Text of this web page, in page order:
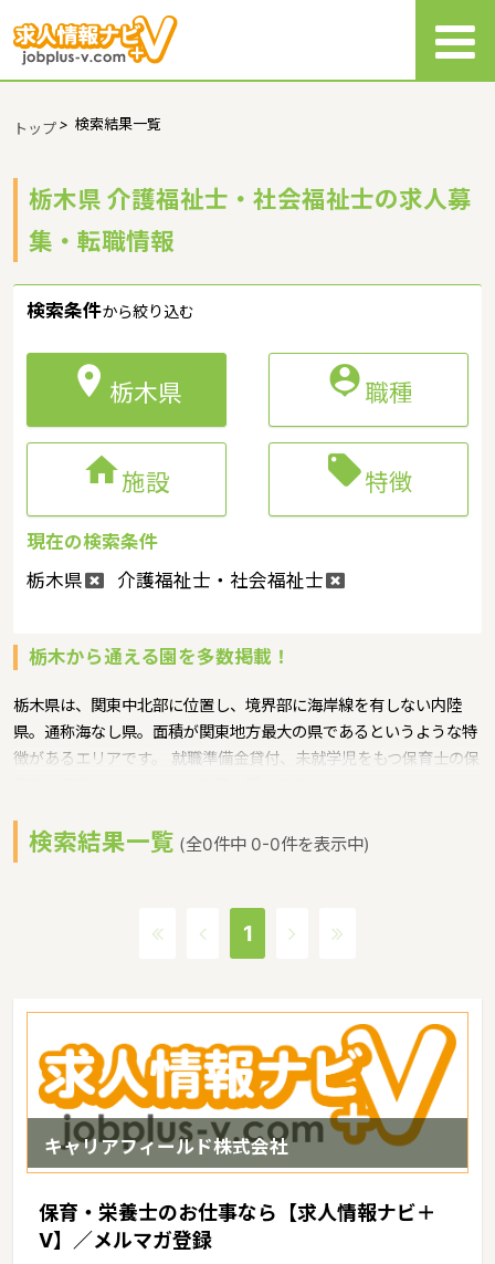
トップ> 検索結果一覧
栃木県 介護福祉士・社会福祉士の求人募
集・転職情報
検索条件から絞り込む
 栃木県 職種
施設 特徴
現在の検索条件
栃木県
介護福祉士・社会福祉士
栃木から通える園を多数掲載！
栃木県は、関東中北部に位置し、境界部に海岸線を有しない内陸
県。通称海なし県。面積が関東地方最大の県であるというような特
徴があるエリアです。 就職準備金貸付、未就学児をもつ保育士の保
は、保育所や保育施設が423施設あり、保育士求人倍率が3.02とな
っています。（2017年10月現在）栃木県の市町村は25。栃木県の
検索結果一覧 (全0件中 0-0件を表示中)
1
キャリアフィールド株式会社
保育・栄養士のお仕事なら【求人情報ナビ＋
V】／メルマガ登録